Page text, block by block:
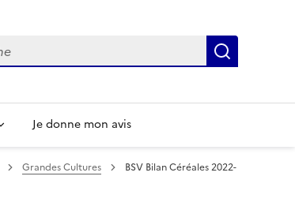
Je donne mon avis
Grandes Cultures
BSV Bilan Céréales 2022-